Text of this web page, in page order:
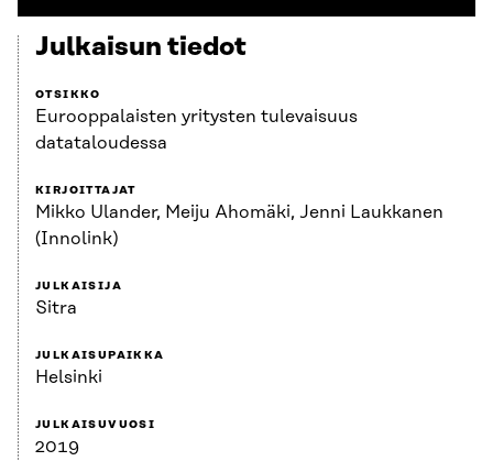
Julkaisun tiedot
OTSIKKO
Eurooppalaisten yritysten tulevaisuus
datataloudessa
KIRJOITTAJAT
Mikko Ulander, Meiju Ahomäki, Jenni Laukkanen
(Innolink)
JULKAISIJA
Sitra
JULKAISUPAIKKA
Helsinki
JULKAISUVUOSI
2019